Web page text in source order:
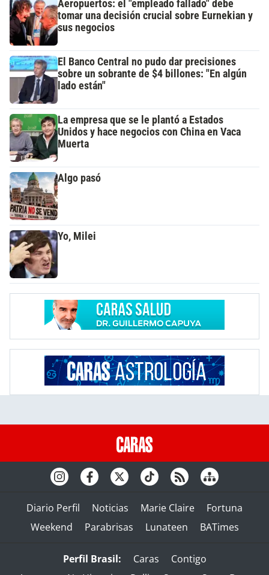
Aeropuertos: el "empleado fallado" debe
tomar una decisión crucial sobre Eurnekian y
sus negocios
El Banco Central no pudo dar precisiones
sobre un sobrante de $4 billones: "En algún
lado están"
La empresa que se le plantó a Estados
Unidos y hace negocios con China en Vaca
Muerta
Algo pasó
Yo, Milei
Diario Perfil Noticias Marie Claire
Fortuna
Weekend
Parabrisas Lunateen BATimes
Perfil Brasil: Caras
Contigo